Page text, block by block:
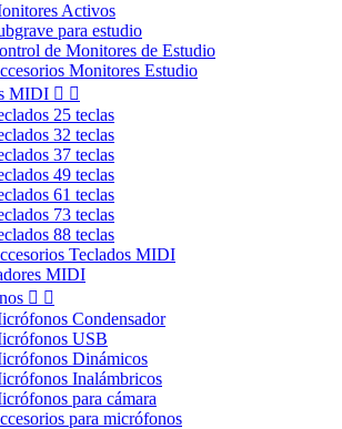
Activos
para estudio
de Monitores de Estudio
Monitores Estudio
MIDI  
25 teclas
32 teclas
37 teclas
49 teclas
61 teclas
73 teclas
88 teclas
Teclados MIDI
MIDI
 
Condensador
USB
Dinámicos
Inalámbricos
para cámara
para micrófonos